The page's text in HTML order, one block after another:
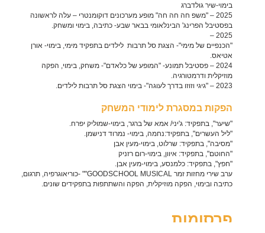
בימוי-שיר גולדברג
2025 – "
משפ חה חה חה" מופע מערכונים דוקומנטרי – עלה לראשונה
בפסטיבל הפרינג' הבינלאומי בבאר שבע- כתיבה, בימוי ומשחק.
2025 –
"הכנפיים של מימי"- הצגת סל תרבות לילדים בתפקיד מימי, בימוי- אורן
אטיאס.
2024 –
פסטיבל תמונע- "המופע של כלאדם"- משחק, בימוי, הפקה
מוזיקלית ודרמטורגיה.
2023 – "
גיגי וזוזו בדרך לעוגה"- בימוי הצגת סל תרבות לילדים.
הפקות במסגרת לימודי המשחק
"שיער", בתפקיד: ג'יני/ אמא של ברגר, בימוי-שמוליק יפרח.
"ליל העשרים", בתפקיד:נחמה, בימוי- נמרוד דנישמן.
"מסיבה", בתפקיד: שרלוט, בימוי-מעין אבן
"החוטם", בתפקיד: איוון, בימוי-רום רזניק
"חפץ", בתפקיד: כלמנסע, בימוי-מעין אבן.
ערב שירי מחזות זמר GOODSCHOOL MUSICAL" " -כוריאוגרפיה, תרגום,
כתיבה ובימוי, הפקה מוזיקלית, הפקה והשתתפות בתפקידים שונים.
פרסומות